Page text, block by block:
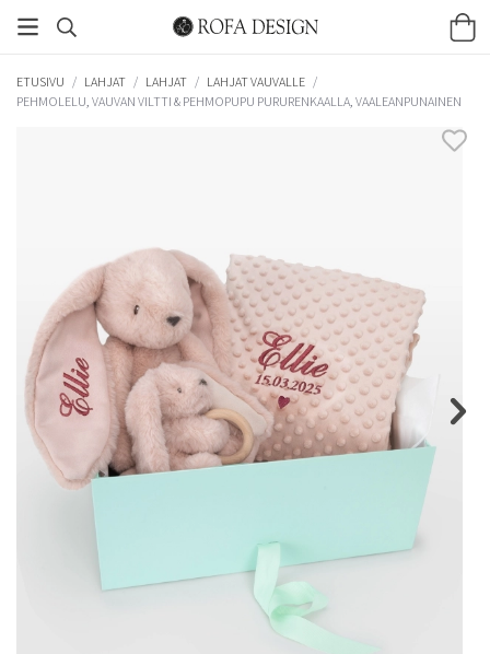
ETUSIVU / LAHJAT / LAHJAT / LAHJAT VAUVALLE /
PEHMOLELU, VAUVAN VILTTI & PEHMOPUPU PURURENKAALLA, VAALEANPUNAINEN